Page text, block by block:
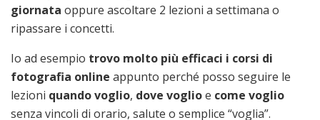
giornata oppure ascoltare 2 lezioni a settimana o
ripassare i concetti.
Io ad esempio trovo molto più efficaci i corsi di
fotografia online appunto perché posso seguire le
lezioni quando voglio, dove voglioe come voglio
senza vincoli di orario, salute o semplice “voglia”.